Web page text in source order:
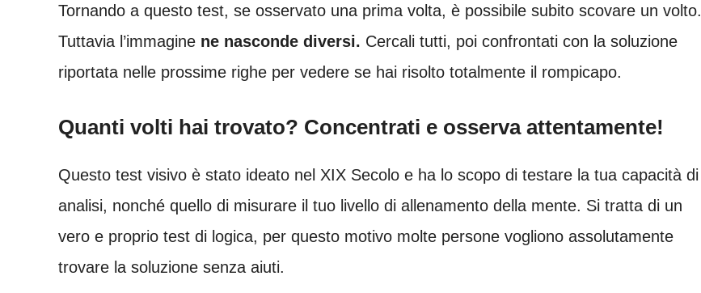
Tornando a questo test, se osservato una prima volta, è possibile subito scovare un volto.
Tuttavia l’immagine ne nasconde diversi. Cercali tutti, poi confrontati con la soluzione
riportata nelle prossime righe per vedere se hai risolto totalmente il rompicapo.
Quanti volti hai trovato? Concentrati e osserva attentamente!
Questo test visivo è stato ideato nel XIX Secolo e ha lo scopo di testare la tua capacità di
analisi, nonché quello di misurare il tuo livello di allenamento della mente. Si tratta di un
vero e proprio test di logica, per questo motivo molte persone vogliono assolutamente
trovare la soluzione senza aiuti.